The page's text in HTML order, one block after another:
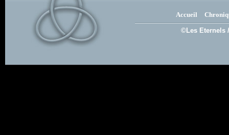
Accueil
©Les Eternels